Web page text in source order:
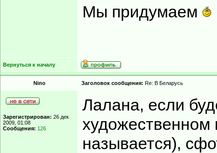
Мы придумаем
Вернуться к началу
Nino Заголовок сообщения: Re: В Беларусь
Зарегистрирован: 26 дек
2009, 01:08
Сообщения: 126
Лалана, если
художественном
называется),